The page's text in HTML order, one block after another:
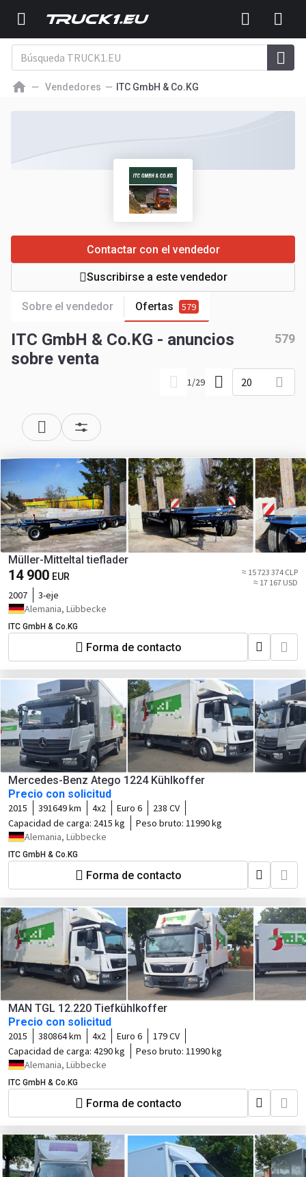
Vendedores ITC GmbH & Co.KG
Sobre el vendedor Ofertas 579
Contactar con el vendedor
Suscribirse a este vendedor
ITC GmbH & Co.KG - anuncios
sobre venta
579
1/29 20
Müller-Mitteltal tieflader
14 900 EUR
≈ 15 723 374 CLP
≈ 17 167 USD
2007
3-eje
Alemania, Lübbecke
ITC GmbH & Co.KG
Forma de contacto
Mercedes-Benz Atego 1224 Kühlkoffer
Precio con solicitud
2015 391649 km 4x2 Euro 6
238 CV
Capacidad de carga: 2415 kg Peso bruto: 11990 kg
Alemania, Lübbecke
ITC GmbH & Co.KG
Forma de contacto
MAN TGL 12.220 Tiefkühlkoffer
Precio con solicitud
2015 380864 km 4x2 Euro 6
179 CV
Capacidad de carga: 4290 kg Peso bruto: 11990 kg
Alemania, Lübbecke
ITC GmbH & Co.KG
Forma de contacto